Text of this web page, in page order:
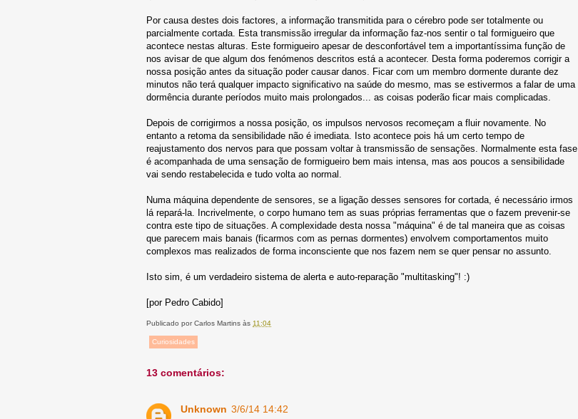
Por causa destes dois factores, a informação transmitida para o cérebro pode ser totalmente ou
parcialmente cortada. Esta transmissão irregular da informação faz-nos sentir o tal formigueiro que
acontece nestas alturas. Este formigueiro apesar de desconfortável tem a importantíssima função de
nos avisar de que algum dos fenómenos descritos está a acontecer. Desta forma poderemos corrigir a
nossa posição antes da situação poder causar danos. Ficar com um membro dormente durante dez
minutos não terá qualquer impacto significativo na saúde do mesmo, mas se estivermos a falar de uma
dormência durante períodos muito mais prolongados... as coisas poderão ficar mais complicadas.
Depois de corrigirmos a nossa posição, os impulsos nervosos recomeçam a fluir novamente. No
entanto a retoma da sensibilidade não é imediata. Isto acontece pois há um certo tempo de
reajustamento dos nervos para que possam voltar à transmissão de sensações. Normalmente esta fase
é acompanhada de uma sensação de formigueiro bem mais intensa, mas aos poucos a sensibilidade
vai sendo restabelecida e tudo volta ao normal.
Numa máquina dependente de sensores, se a ligação desses sensores for cortada, é necessário irmos
lá repará-la. Incrivelmente, o corpo humano tem as suas próprias ferramentas que o fazem prevenir-se
contra este tipo de situações. A complexidade desta nossa "máquina" é de tal maneira que as coisas
que parecem mais banais (ficarmos com as pernas dormentes) envolvem comportamentos muito
complexos mas realizados de forma inconsciente que nos fazem nem se quer pensar no assunto.
Isto sim, é um verdadeiro sistema de alerta e auto-reparação "multitasking"! :)
[por Pedro Cabido]
Publicado porCarlos Martins às 11:04
Curiosidades
13 comentários:
Unknown 3/6/14 14:42